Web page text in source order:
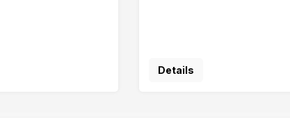
Details